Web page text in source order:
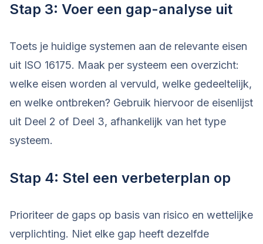
Stap 3: Voer een gap-analyse uit
Toets je huidige systemen aan de relevante eisen
uit ISO 16175. Maak per systeem een overzicht:
welke eisen worden al vervuld, welke gedeeltelijk,
en welke ontbreken? Gebruik hiervoor de eisenlijst
uit Deel 2 of Deel 3, afhankelijk van het type
systeem.
Stap 4: Stel een verbeterplan op
Prioriteer de gaps op basis van risico en wettelijke
verplichting. Niet elke gap heeft dezelfde